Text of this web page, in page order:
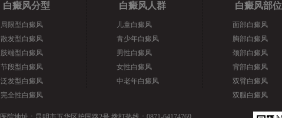
白癜风分型
局限型白癜风
散发型白癜风
肢端型白癜风
节段型白癜风
泛发型白癜风
完全性白癜风
白癜风人群
儿童白癜风
青少年白癜风
男性白癜风
女性白癜风
中老年白癜风
白癜风部位
面部白癜风
胸部白癜风
颈部白癜风
背部白癜风
双臂白癜风
双腿白癜风